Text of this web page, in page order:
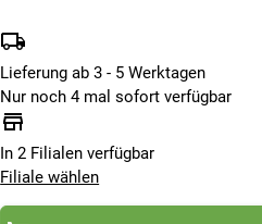
Lieferung ab 3 - 5 Werktagen
Nur noch 4 mal sofort verfügbar
In 2 Filialen verfügbar
Filiale wählen